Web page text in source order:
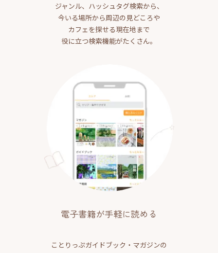
ジャンル、ハッシュタグ検索から、
今いる場所から周辺の見どころや
カフェを探せる現在地まで
役に立つ検索機能がたくさん。
電子書籍が手軽に読める
ことりっぷガイドブック・マガジンの